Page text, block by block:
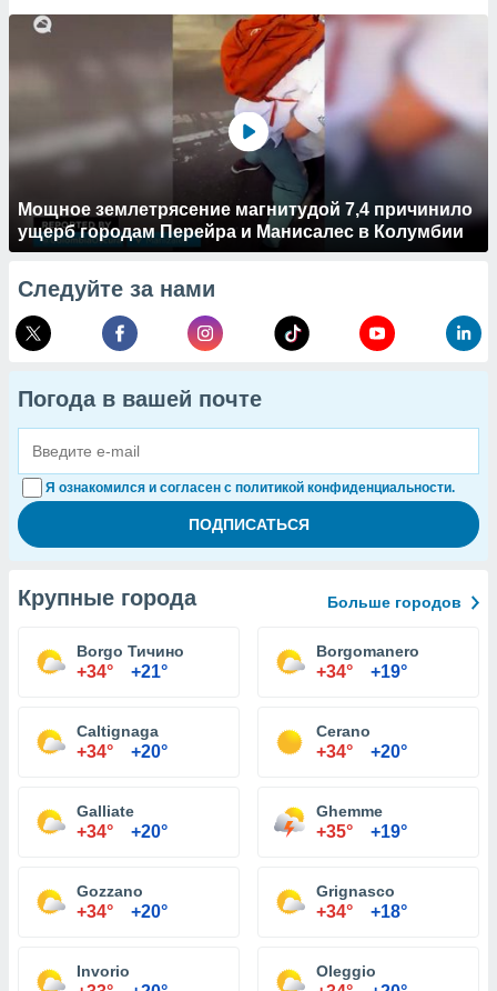
Мощное землетрясение магнитудой 7,4 причинило
ущерб городам Перейра и Манисалес в Колумбии
Следуйте за нами
Погода в вашей почте
Я ознакомился и согласен с политикой конфиденциальности.
Крупные города Больше городов
Borgo Тичино
+34° +21°
Borgomanero
+34° +19°
Caltignaga
+34° +20°
Cerano
+34° +20°
Galliate
+34° +20°
Ghemme
+35° +19°
Gozzano
+34° +20°
Grignasco
+34° +18°
Invorio Oleggio